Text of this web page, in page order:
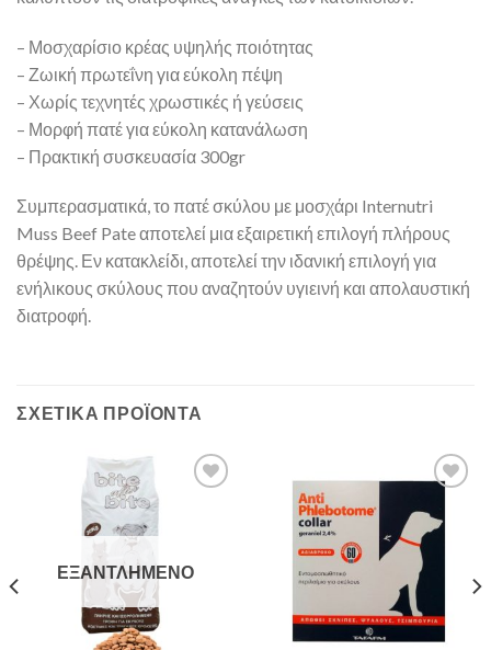
– Μοσχαρίσιο κρέας υψηλής ποιότητας
– Ζωική πρωτεΐνη για εύκολη πέψη
– Χωρίς τεχνητές χρωστικές ή γεύσεις
– Μορφή πατέ για εύκολη κατανάλωση
– Πρακτική συσκευασία 300gr
Συμπερασματικά, το πατέ σκύλου με μοσχάρι Internutri
Muss Beef Pate αποτελεί μια εξαιρετική επιλογή πλήρους
θρέψης. Εν κατακλείδι, αποτελεί την ιδανική επιλογή για
ενήλικους σκύλους που αναζητούν υγιεινή και απολαυστική
διατροφή.
ΣΧΕΤΙΚΆ ΠΡΟΪΌΝΤΑ
ΕΞΑΝΤΛΗΜΈΝΟ